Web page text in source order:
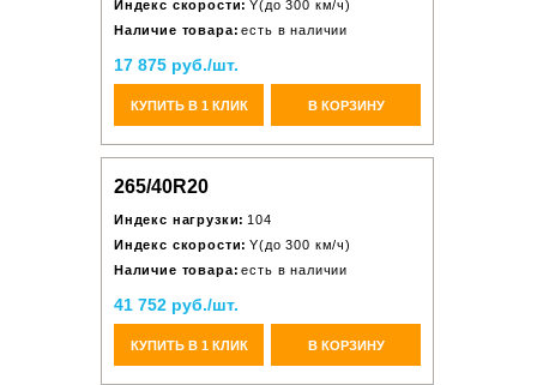
Индекс скорости: Y(до 300 км/ч)
Наличие товара: есть в наличии
17 875 руб./шт.
КУПИТЬ В 1 КЛИК В КОРЗИНУ
265/40R20
Индекс нагрузки: 104
Индекс скорости: Y(до 300 км/ч)
Наличие товара: есть в наличии
41 752 руб./шт.
КУПИТЬ В 1 КЛИК В КОРЗИНУ